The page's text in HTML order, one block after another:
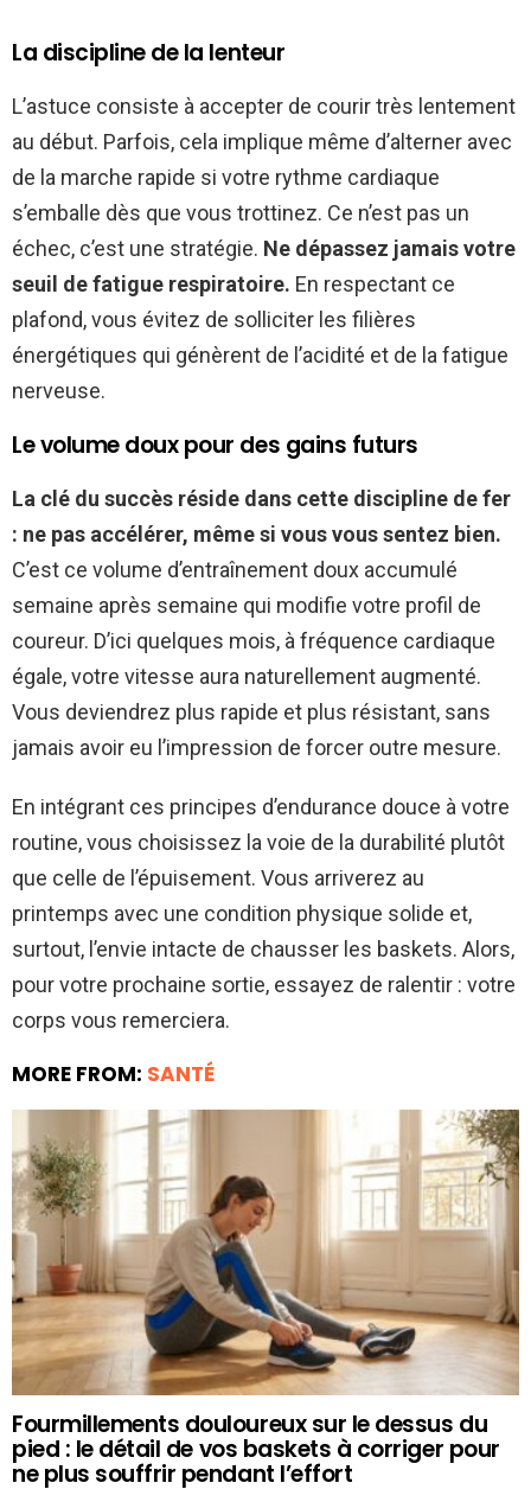
La discipline de la lenteur
L’astuce consiste à accepter de courir très lentement
au début. Parfois, cela implique même d’alterner avec
de la marche rapide si votre rythme cardiaque
s’emballe dès que vous trottinez. Ce n’est pas un
échec, c’est une stratégie. Ne dépassez jamais votre
seuil de fatigue respiratoire. En respectant ce
plafond, vous évitez de solliciter les filières
énergétiques qui génèrent de l’acidité et de la fatigue
nerveuse.
Le volume doux pour des gains futurs
La clé du succès réside dans cette discipline de fer
: ne pas accélérer, même si vous vous sentez bien.
C’est ce volume d’entraînement doux accumulé
semaine après semaine qui modifie votre profil de
coureur. D’ici quelques mois, à fréquence cardiaque
égale, votre vitesse aura naturellement augmenté.
Vous deviendrez plus rapide et plus résistant, sans
jamais avoir eu l’impression de forcer outre mesure.
En intégrant ces principes d’endurance douce à votre
routine, vous choisissez la voie de la durabilité plutôt
que celle de l’épuisement. Vous arriverez au
printemps avec une condition physique solide et,
surtout, l’envie intacte de chausser les baskets. Alors,
pour votre prochaine sortie, essayez de ralentir : votre
corps vous remerciera.
MORE FROM: SANTÉ
Fourmillements douloureux sur le dessus du
pied : le détail de vos baskets à corriger pour
ne plus souffrir pendant l’effort